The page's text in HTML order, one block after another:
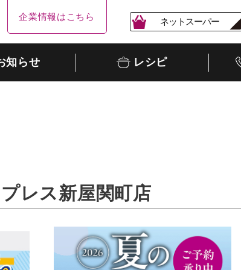
企業情報はこちら ネットスーパー
知らせ レシピ
レス新屋関町店